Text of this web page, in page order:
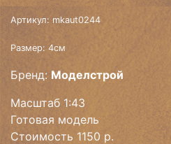
Артикул: mkaut0244
Размер: 4см
Бренд: Моделстрой
Масштаб 1:43
Готовая модель
Стоимость 1150 р.